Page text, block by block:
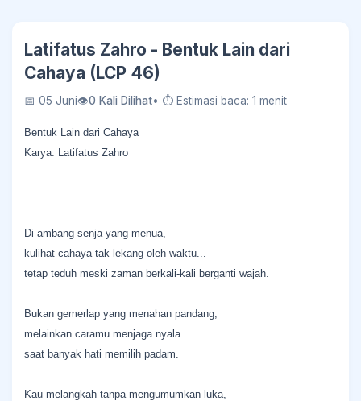
Latifatus Zahro - Bentuk Lain dari
Cahaya (LCP 46)
📅 05 Juni👁0 Kali Dilihat• ⏱ Estimasi baca: 1 menit
Bentuk Lain dari Cahaya
Karya: Latifatus Zahro
Di ambang senja yang menua,
kulihat cahaya tak lekang oleh waktu...
tetap teduh meski zaman berkali-kali berganti wajah.
Bukan gemerlap yang menahan pandang,
melainkan caramu menjaga nyala
saat banyak hati memilih padam.
Kau melangkah tanpa mengumumkan luka,